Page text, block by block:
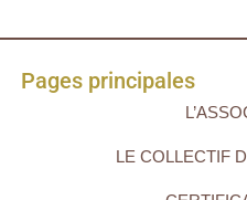
Pages principales
LE COLLECTIF